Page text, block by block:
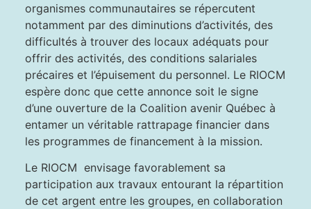
organismes communautaires se répercutent
notamment par des diminutions d’activités, des
difficultés à trouver des locaux adéquats pour
offrir des activités, des conditions salariales
précaires et l’épuisement du personnel. Le RIOCM
espère donc que cette annonce soit le signe
d’une ouverture de la Coalition avenir Québec à
entamer un véritable rattrapage financier dans
les programmes de financement à la mission.
Le RIOCM envisage favorablement sa
participation aux travaux entourant la répartition
de cet argent entre les groupes, en collaboration